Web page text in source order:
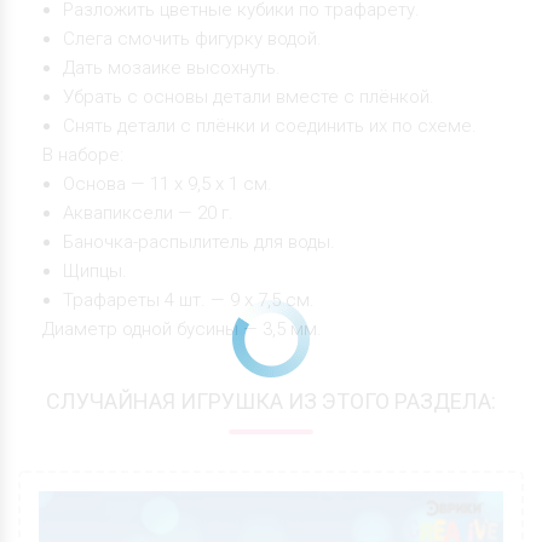
Разложить цветные кубики по трафарету.
Слега смочить фигурку водой.
Дать мозаике высохнуть.
Убрать с основы детали вместе с плёнкой.
Снять детали с плёнки и соединить их по схеме.
В наборе:
Основа — 11 х 9,5 х 1 см.
Аквапиксели — 20 г.
Баночка-распылитель для воды.
Щипцы.
Трафареты 4 шт. — 9 х 7,5 см.
Диаметр одной бусины — 3,5 мм.